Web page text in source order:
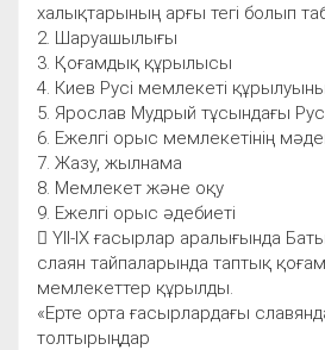
халықтарының арғы тегі болып
2. Шаруашылығы
3. Қоғамдық құрылысы
4. Киев Русі мемлекеті
5. Ярослав Мудрый тұсындағы
6. Ежелгі орыс мемлекетінің
7. Жазу, жылнама
8. Мемлекет және оқу
9. Ежелгі орыс әдебиеті
 ҮІІ-ІХ ғасырлар аралығында
слаян тайпаларында таптық қоғам
мемлекеттер құрылды.
«Ерте орта ғасырлардағы
толтырыңдар